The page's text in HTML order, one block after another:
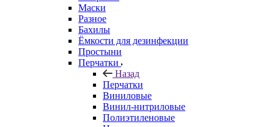
Маски
Разное
Бахилы
Ёмкости для дезинфекции
Простыни
Перчатки
Назад
Перчатки
Виниловые
Винил-нитриловые
Полиэтиленовые